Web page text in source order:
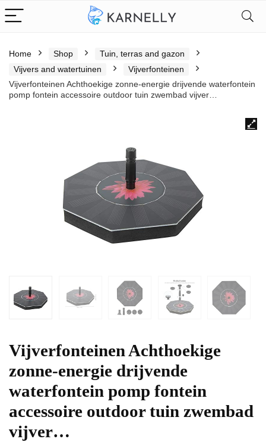
Home Shop
Tuin, terras and gazon
Vijvers and watertuinen
Vijverfonteinen
Vijverfonteinen Achthoekige zonne-energie drijvende waterfontein
pomp fontein accessoire outdoor tuin zwembad vijver…
Vijverfonteinen Achthoekige
zonne-energie drijvende
waterfontein pomp fontein
accessoire outdoor tuin zwembad
vijver…